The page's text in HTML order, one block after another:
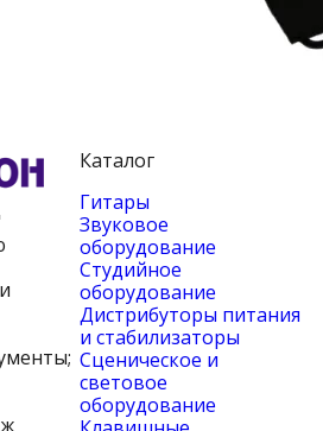
Каталог
Гитары
Звуковое
оборудование
Студийное
оборудование
Дистрибуторы питания
и стабилизаторы
Сценическое и
световое
оборудование